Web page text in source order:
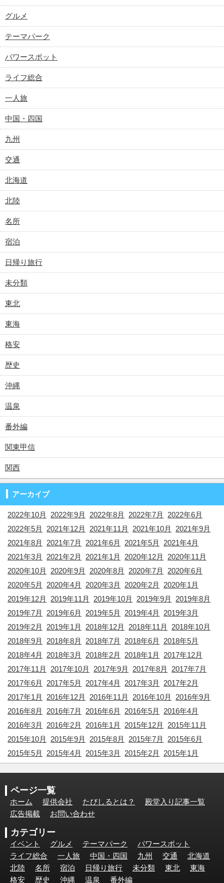
グルメ
テーマパーク
パワースポット
ライフ総合
一人旅
中国・四国
九州
交通
北海道
北陸
名所
宿泊
日帰り旅行
未分類
東北
東海
格安
歴史
沖縄
温泉
番外編
関東甲信
関西
アーカイブ
2022年10月 2022年9月 2022年8月 2022年7月
2022年6月
2022年5月
2021年12月 2021年11月 2021年10月
2021年9月
2021年8月
2021年7月 2021年6月 2021年5月
2021年4月
2021年3月
2021年2月 2021年1月 2020年12月
2020年11月
2020年10月
2020年9月 2020年8月 2020年7月
2020年6月
2020年5月
2020年4月 2020年3月 2020年2月
2020年1月
2019年12月
2019年11月 2019年10月 2019年9月
2019年8月
2019年7月
2019年6月 2019年5月 2019年4月
2019年3月
2019年2月
2019年1月 2018年12月 2018年11月
2018年10月
2018年9月
2018年8月 2018年7月 2018年6月
2018年5月
2018年4月
2018年3月 2018年2月 2018年1月
2017年12月
2017年11月
2017年10月 2017年9月 2017年8月
2017年7月
2017年6月
2017年5月 2017年4月 2017年3月
2017年2月
2017年1月
2016年12月 2016年11月 2016年10月
2016年9月
2016年8月
2016年7月 2016年6月 2016年5月
2016年4月
2016年3月
2016年2月 2016年1月 2015年12月
2015年11月
2015年10月
2015年9月 2015年8月 2015年7月
2015年6月
2015年5月
2015年4月 2015年3月 2015年2月 2015年1月
ページ一覧
ホーム 提供会社 たびしるとは？
殿堂入り記事一覧
広告掲載
お問い合わせ
カテゴリー
イベント グルメ テーマパーク
パワースポット
ライフ総合
一人旅 中国・四国 九州 交通
北海道
北陸
名所 宿泊 日帰り旅行 未分類 東北
東海
格安
歴史 沖縄 温泉 番外編